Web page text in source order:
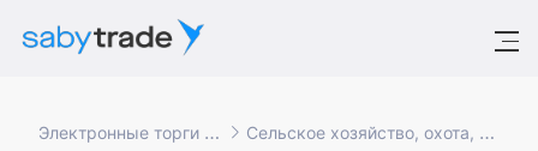
Электронные торги и закупки Сельское хозяйство, охота, рыболовство